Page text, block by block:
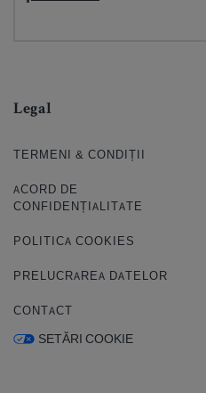
Legal
TERMENI & CONDIȚII
ACORD DE
CONFIDENȚIALITATE
POLITICA COOKIES
PRELUCRAREA DATELOR
CONTACT
SETĂRI COOKIE